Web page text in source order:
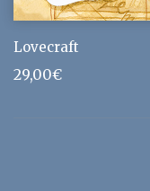
Lovecraft
29,00€